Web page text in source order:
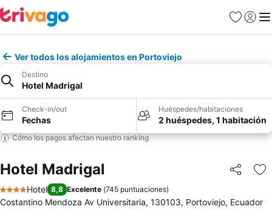
Favoritos
Iniciar
Ver todos los alojamientos en Portoviejo
Destino
Hotel Madrigal
Check-in/out
Fechas
Huéspedes/habitaciones
2 huéspedes, 1 habitación
Cómo los pagos afectan nuestro ranking
Hotel Madrigal Compartir
4 Estrellas
Hotel 8,8 Excelente (745 puntuaciones)
Costantino Mendoza Av Universitaria, 130103, Portoviejo, Ecuador